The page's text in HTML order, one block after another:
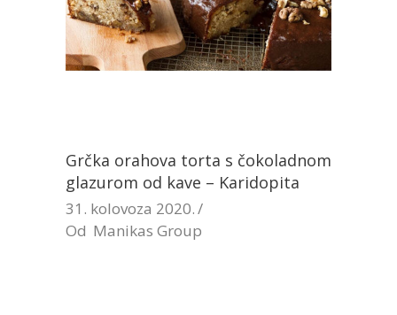
Grčka orahova torta s čokoladnom
glazurom od kave – Karidopita
31. kolovoza 2020.
Od Manikas Group